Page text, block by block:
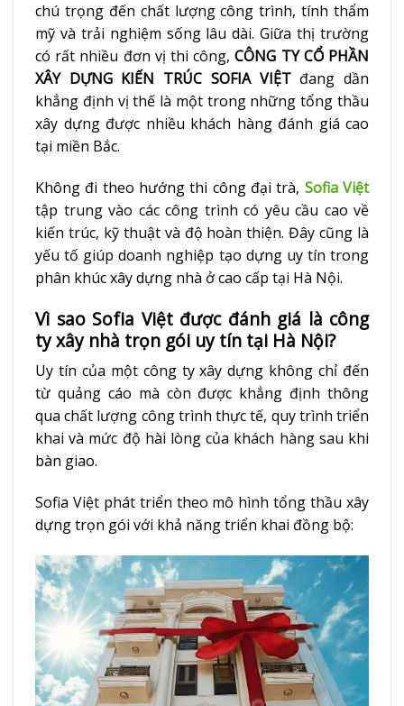
chú trọng đến chất lượng công trình, tính thẩm
mỹ và trải nghiệm sống lâu dài. Giữa thị trường
có rất nhiều đơn vị thi công,CÔNG TY CỔ PHẦN
XÂY DỰNG KIẾN TRÚC SOFIA VIỆTđang dần
khẳng định vị thế là một trong những tổng thầu
xây dựng được nhiều khách hàng đánh giá cao
tại miền Bắc.
Không đi theo hướng thi công đại trà, Sofia Việt
tập trung vào các công trình có yêu cầu cao về
kiến trúc, kỹ thuật và độ hoàn thiện. Đây cũng là
yếu tố giúp doanh nghiệp tạo dựng uy tín trong
phân khúc xây dựng nhà ở cao cấp tại Hà Nội.
Vì sao Sofia Việt được đánh giá là công
ty xây nhà trọn gói uy tín tại Hà Nội?
Uy tín của một công ty xây dựng không chỉ đến
từ quảng cáo mà còn được khẳng định thông
qua chất lượng công trình thực tế, quy trình triển
khai và mức độ hài lòng của khách hàng sau khi
bàn giao.
Sofia Việt phát triển theo mô hình tổng thầu xây
dựng trọn gói với khả năng triển khai đồng bộ: